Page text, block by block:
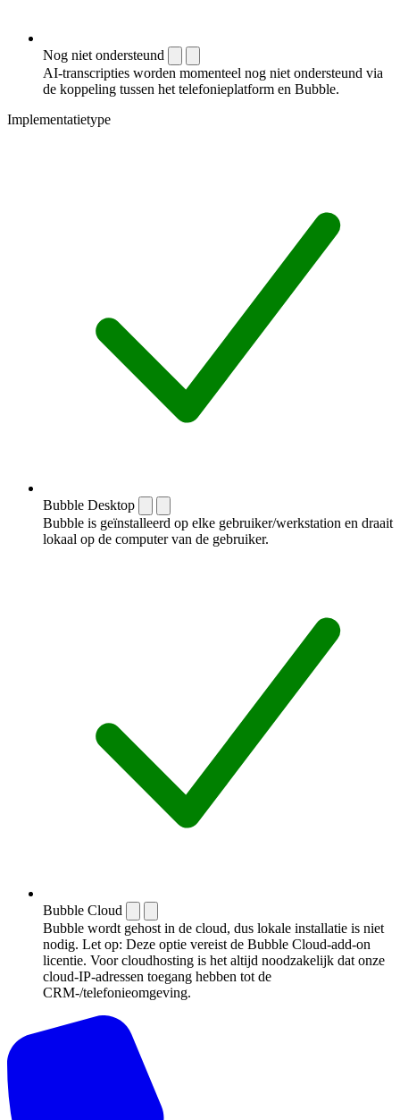
Nog niet ondersteund
AI-transcripties worden momenteel nog niet ondersteund via
de koppeling tussen het telefonieplatform en Bubble.
Implementatietype
Bubble Desktop
Bubble is geïnstalleerd op elke gebruiker/werkstation en draait
lokaal op de computer van de gebruiker.
Bubble Cloud
Bubble wordt gehost in de cloud, dus lokale installatie is niet
nodig. Let op: Deze optie vereist de Bubble Cloud-add-on
licentie. Voor cloudhosting is het altijd noodzakelijk dat onze
cloud-IP-adressen toegang hebben tot de
CRM-/telefonieomgeving.